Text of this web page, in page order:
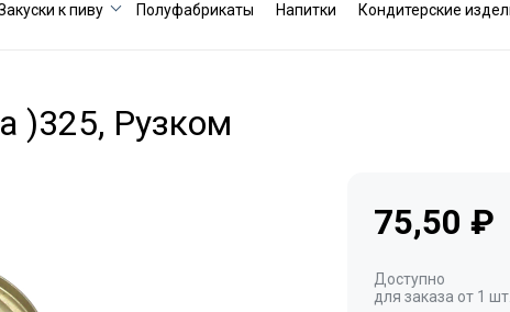
к пиву Полуфабрикаты Напитки Кондитерские
)325, Рузком
75,50 ₽
Доступно
для заказа от 1 шт.